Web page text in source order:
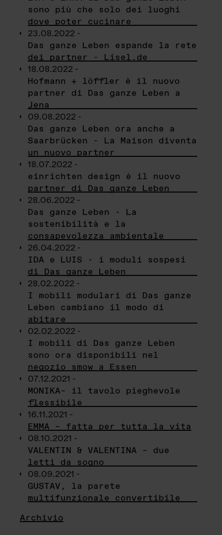
sono più che solo dei luoghi
dove poter cucinare
23.08.2022 -
Das ganze Leben espande la rete
dei partner - Lisel.de
18.08.2022 -
Hofmann + löffler è il nuovo
partner di Das ganze Leben a
Jena
09.08.2022 -
Das ganze Leben ora anche a
Saarbrücken - La Maison diventa
un nuovo partner
18.07.2022 -
einrichten design è il nuovo
partner di Das ganze Leben
28.06.2022 -
Das ganze Leben - La
sostenibilità e la
consapevolezza ambientale
26.04.2022 -
IDA e LUIS - i moduli sospesi
di Das ganze Leben
28.02.2022 -
I mobili modulari di Das ganze
Leben cambiano il modo di
abitare
02.02.2022 -
I mobili di Das ganze Leben
sono ora disponibili nel
negozio smow a Essen
07.12.2021 -
MONIKA– il tavolo pieghevole
flessibile
16.11.2021 -
EMMA – fatta per tutta la vita
08.10.2021 -
VALENTIN & VALENTINA – due
letti da sogno
08.09.2021 -
GUSTAV, la parete
multifunzionale convertibile
Archivio